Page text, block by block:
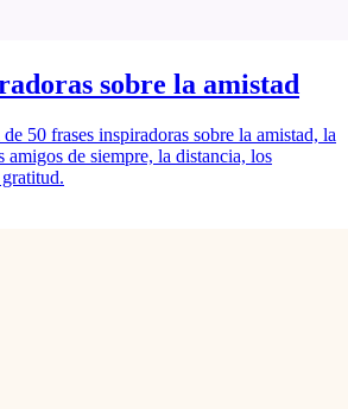
sobre la amistad
50 frases inspiradoras sobre la amistad, la
amigos de siempre, la distancia, los